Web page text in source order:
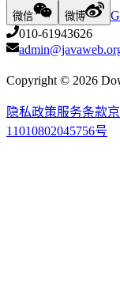
微信 微博
010-61943626
Copyright © 2026
隐私政策服务条款
11010802045756号